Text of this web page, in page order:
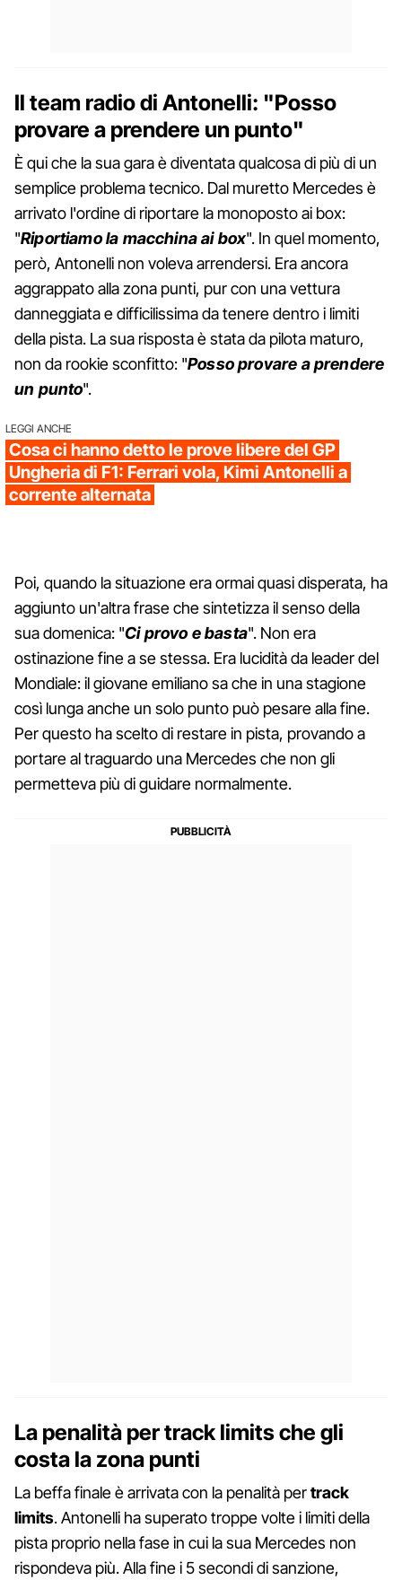
Il team radio di Antonelli: "Posso
provare a prendere un punto"
È qui che la sua gara è diventata qualcosa di più di un
semplice problema tecnico. Dal muretto Mercedes è
arrivato l'ordine di riportare la monoposto ai box:
"Riportiamo la macchina ai box". In quel momento,
però, Antonelli non voleva arrendersi. Era ancora
aggrappato alla zona punti, pur con una vettura
danneggiata e difficilissima da tenere dentro i limiti
della pista. La sua risposta è stata da pilota maturo,
non da rookie sconfitto: "Posso provare a prendere
un punto".
LEGGI ANCHE
Cosa ci hanno detto le prove libere del GP
Ungheria di F1: Ferrari vola, Kimi Antonelli a
corrente alternata
Poi, quando la situazione era ormai quasi disperata, ha
aggiunto un'altra frase che sintetizza il senso della
sua domenica: "Ci provo e basta". Non era
ostinazione fine a se stessa. Era lucidità da leader del
Mondiale: il giovane emiliano sa che in una stagione
così lunga anche un solo punto può pesare alla fine.
Per questo ha scelto di restare in pista, provando a
portare al traguardo una Mercedes che non gli
permetteva più di guidare normalmente.
La penalità per track limits che gli
costa la zona punti
La beffa finale è arrivata con la penalità pertrack
limits. Antonelli ha superato troppe volte i limiti della
pista proprio nella fase in cui la sua Mercedes non
rispondeva più. Alla fine i 5 secondi di sanzione,